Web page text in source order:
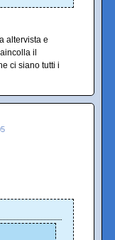
altervista e
il
ci siano tutti i